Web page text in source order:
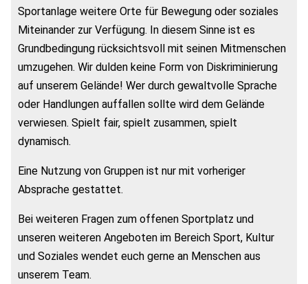
Sportanlage weitere Orte für Bewegung oder soziales
Miteinander zur Verfügung. In diesem Sinne ist es
Grundbedingung rücksichtsvoll mit seinen Mitmenschen
umzugehen. Wir dulden keine Form von Diskriminierung
auf unserem Gelände! Wer durch gewaltvolle Sprache
oder Handlungen auffallen sollte wird dem Gelände
verwiesen. Spielt fair, spielt zusammen, spielt
dynamisch.
Eine Nutzung von Gruppen ist nur mit vorheriger
Absprache gestattet.
Bei weiteren Fragen zum offenen Sportplatz und
unseren weiteren Angeboten im Bereich Sport, Kultur
und Soziales wendet euch gerne an Menschen aus
unserem Team.